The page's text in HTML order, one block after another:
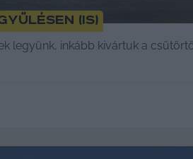
(is)
legyünk, inkább kivártuk a